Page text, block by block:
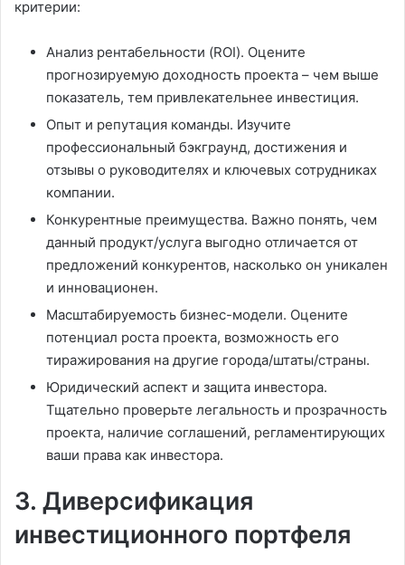
критерии:
Анализ рентабельности (ROI). Оцените
прогнозируемую доходность проекта – чем выше
показатель, тем привлекательнее инвестиция.
Опыт и репутация команды. Изучите
профессиональный бэкграунд, достижения и
отзывы о руководителях и ключевых сотрудниках
компании.
Конкурентные преимущества. Важно понять, чем
данный продукт/услуга выгодно отличается от
предложений конкурентов, насколько он уникален
и инновационен.
Масштабируемость бизнес-модели. Оцените
потенциал роста проекта, возможность его
тиражирования на другие города/штаты/страны.
Юридический аспект и защита инвестора.
Тщательно проверьте легальность и прозрачность
проекта, наличие соглашений, регламентирующих
ваши права как инвестора.
3. Диверсификация
инвестиционного портфеля